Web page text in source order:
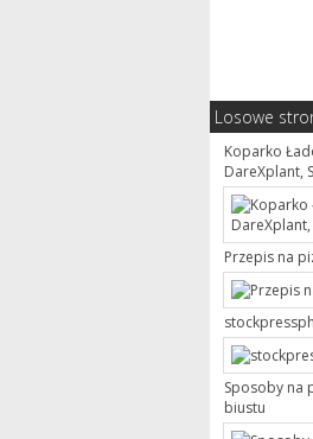
Losowe
Koparko
DareXplant,
Przepis na
Sposoby na
biustu